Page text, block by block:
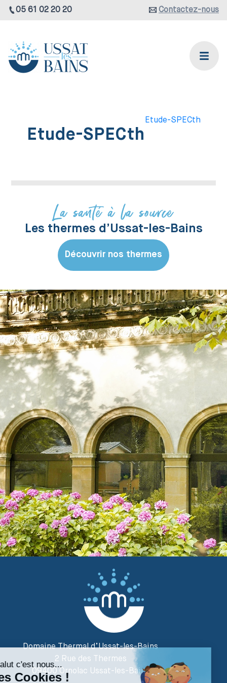
05 61 02 20 20 Contactez-nous
Etude-SPECth
Etude-SPECth
La santé à la source
Les thermes d’Ussat-les-Bains
Découvrir nos thermes
Domaine Thermal d’Ussat-les-Bains
2 Rue des Thermes
09400 Ornolac Ussat-les-Bains